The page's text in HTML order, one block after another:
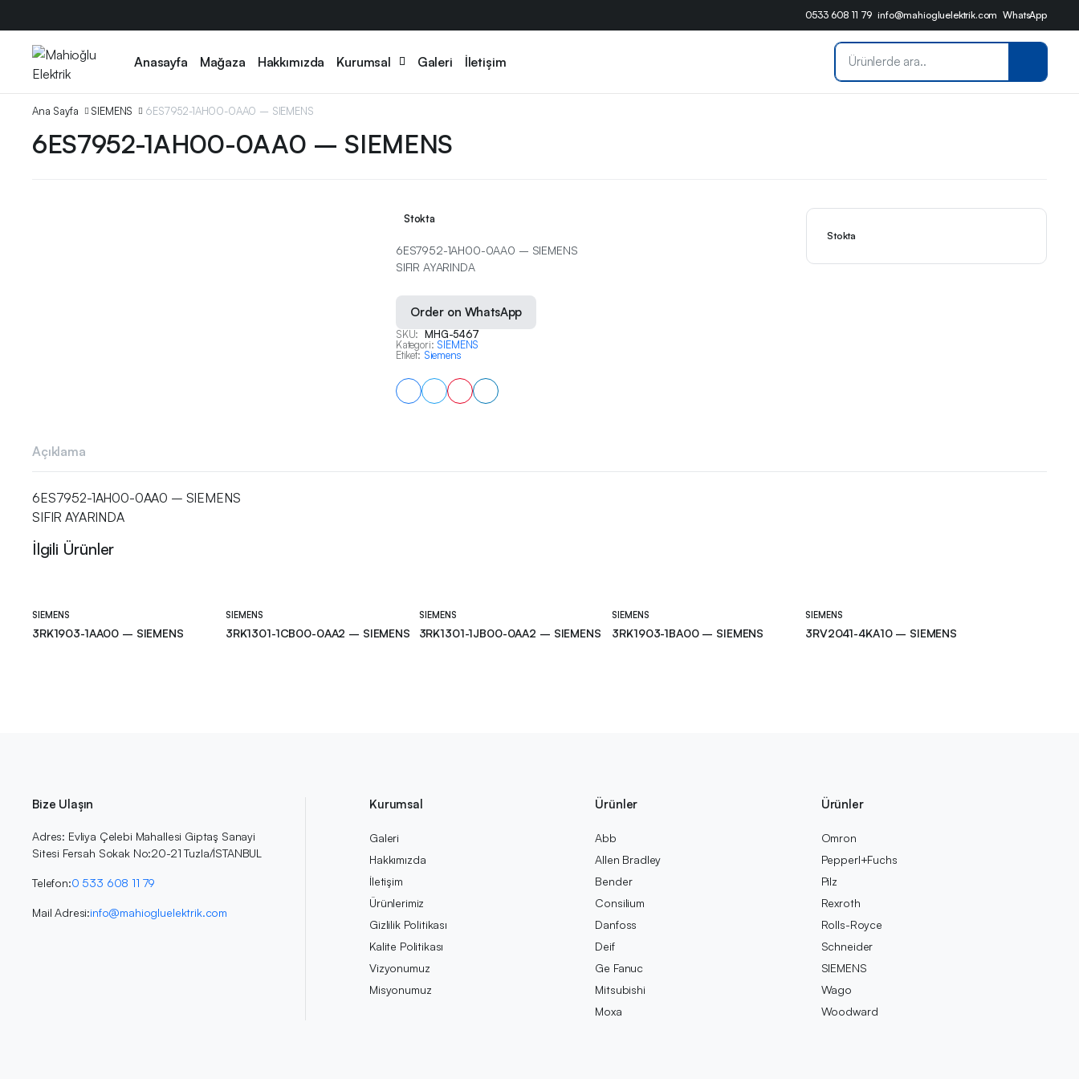
0533 608 11 79 info@mahiogluelektrik.com WhatsApp
Anasayfa Mağaza Hakkımızda Kurumsal Galeri İletişim
Ana Sayfa SIEMENS 6ES7952-1AH00-0AA0 – SIEMENS
6ES7952-1AH00-0AA0 – SIEMENS
Stokta
Stokta
6ES7952-1AH00-0AA0 – SIEMENS
SIFIR AYARINDA
Order on WhatsApp
SKU: MHG-5467
Kategori: SIEMENS
Etiket: Siemens
Açıklama
6ES7952-1AH00-0AA0 – SIEMENS
SIFIR AYARINDA
İlgili Ürünler
SIEMENS
3RK1903-1AA00 – SIEMENS
SIEMENS
3RK1301-1CB00-0AA2 – SIEMENS
SIEMENS
3RK1301-1JB00-0AA2 – SIEMENS
SIEMENS
3RK1903-1BA00 – SIEMENS
SIEMENS
3RV2041-4KA10 – SIEMENS
Bize Ulaşın
Adres: Evliya Çelebi Mahallesi Giptaş Sanayi
Sitesi Fersah Sokak No:20-21 Tuzla/İSTANBUL
Telefon:0 533 608 11 79
Mail Adresi:info@mahiogluelektrik.com
Kurumsal
Galeri
Hakkımızda
İletişim
Ürünlerimiz
Gizlilik Politikası
Kalite Politikası
Vizyonumuz
Misyonumuz
Ürünler
Abb
Allen Bradley
Bender
Consilium
Danfoss
Deif
Ge Fanuc
Mitsubishi
Moxa
Ürünler
Omron
Pepperl+Fuchs
Pilz
Rexroth
Rolls-Royce
Schneider
SIEMENS
Wago
Woodward